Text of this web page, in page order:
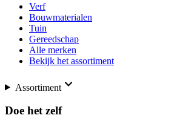
Verf
Bouwmaterialen
Tuin
Gereedschap
Alle merken
Bekijk het assortiment
Assortiment
Doe het zelf